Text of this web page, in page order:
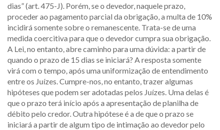
dias” (art. 475-J). Porém, se o devedor, naquele prazo,
proceder ao pagamento parcial da obrigação, a multa de 10%
incidirá somente sobre o remanescente. Trata-se de uma
medida coercitiva para que o devedor cumpra sua obrigação.
A Lei, no entanto, abre caminho para uma dúvida: a partir de
quando o prazo de 15 dias se iniciará? A resposta somente
virá com o tempo, após uma uniformização de entendimento
entre os Juízes. Cumpre-nos, no entanto, trazer algumas
hipóteses que podem ser adotadas pelos Juízes. Uma delas é
que o prazo terá início após a apresentação de planilha de
débito pelo credor. Outra hipótese é a de que o prazo se
iniciará a partir de algum tipo de intimação ao devedor pelo